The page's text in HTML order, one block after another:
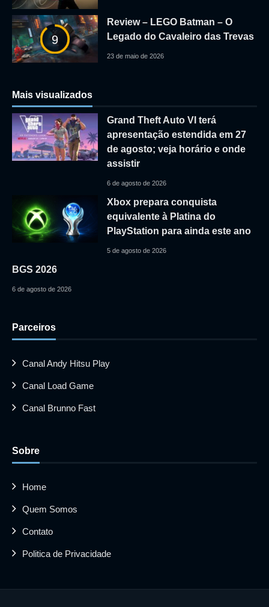
9
Review – LEGO Batman – O
Legado do Cavaleiro das Trevas
23 de maio de 2026
Mais visualizados
Grand Theft Auto VI terá
apresentação estendida em 27
de agosto; veja horário e onde
assistir
6 de agosto de 2026
Xbox prepara conquista
equivalente à Platina do
PlayStation para ainda este ano
5 de agosto de 2026
BGS 2026
6 de agosto de 2026
Parceiros
Canal Andy Hitsu Play
Canal Load Game
Canal Brunno Fast
Sobre
Home
Quem Somos
Contato
Politica de Privacidade